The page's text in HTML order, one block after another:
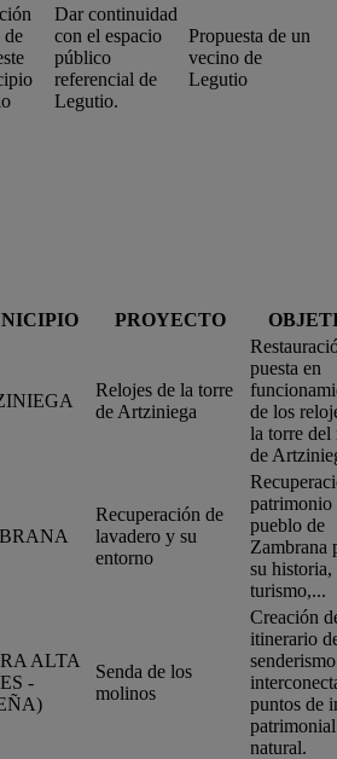
de
Dar continuidad
con el espacio
público
referencial de
Legutio.
Propuesta de un
vecino de
Legutio
PROYECTO
Relojes de la torre
de Artziniega
puesta en
de los
la torre del
de
Recuperación de
lavadero y su
entorno
patrimonio
pueblo de
Zambrana
su historia,
turismo,...
ALTA
-
Senda de los
molinos
Creación
itinerario
senderismo
puntos de
natural.